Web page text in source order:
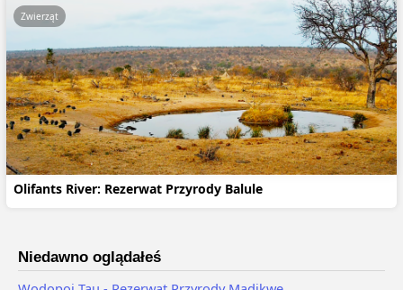
Olifants River: Rezerwat Przyrody Balule
Zwierząt
Niedawno oglądałeś